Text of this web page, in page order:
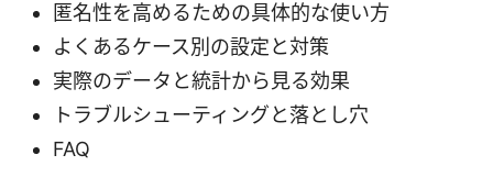
匿名性を高めるための具体的な使い方
よくあるケース別の設定と対策
実際のデータと統計から見る効果
トラブルシューティングと落とし穴
FAQ